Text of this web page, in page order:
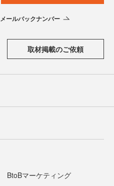
メールバックナンバー
取材掲載のご依頼
BtoBマーケティング